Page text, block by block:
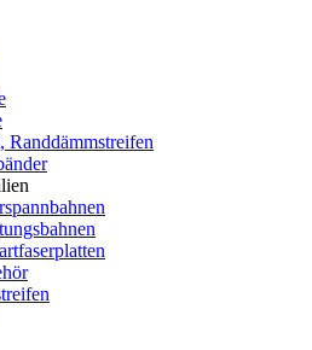
Randdämmstreifen